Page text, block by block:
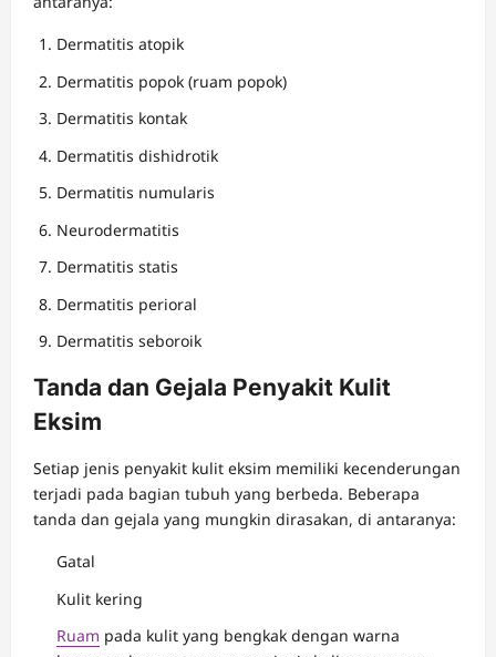
Dermatitis atopik
Dermatitis popok (ruam popok)
Dermatitis kontak
Dermatitis dishidrotik
Dermatitis numularis
Neurodermatitis
Dermatitis statis
Dermatitis perioral
Dermatitis seboroik
Tanda dan Gejala Penyakit Kulit
Eksim
Setiap jenis penyakit kulit eksim memiliki kecenderungan
terjadi pada bagian tubuh yang berbeda. Beberapa
tanda dan gejala yang mungkin dirasakan, di antaranya:
Gatal
Kulit kering
Ruam pada kulit yang bengkak dengan warna